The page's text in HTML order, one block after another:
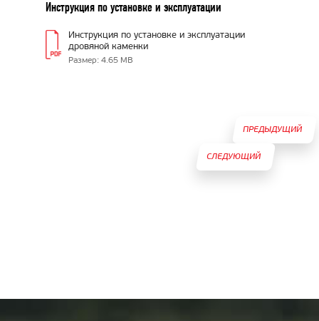
Инструкция по установке и эксплуатации
Инструкция по установке и эксплуатации
дровяной каменки
Размер: 4.65 MB
ПРЕДЫДУЩИЙ
ТОВАР
СЛЕДУЮЩИЙ